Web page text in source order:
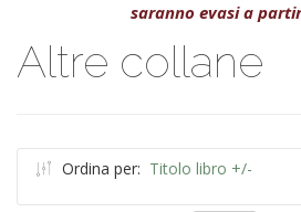
saranno evasi a
Altre collane
Ordina per: Titolo libro +/-